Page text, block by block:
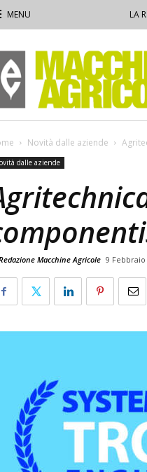
LA
Macchine
Agricole
Novità dalle aziende
dalle aziende
Macchine Agricole 9 Febbraio